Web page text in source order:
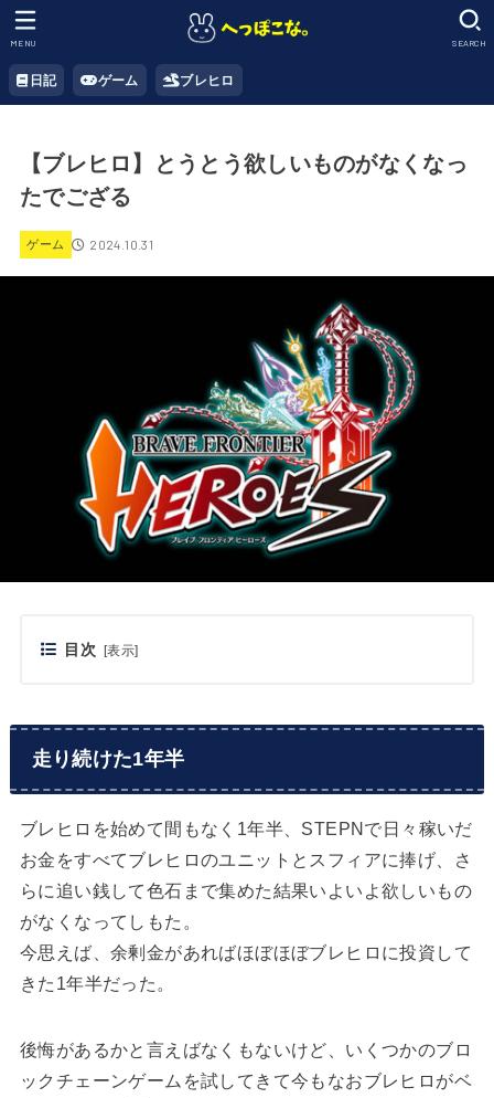
日記 ゲーム ブレヒロ
SEARCH
MENU
【ブレヒロ】とうとう欲しいものがなくなっ
たでござる
ゲーム 2024.10.31
目次 [表示]
走り続けた1年半
ブレヒロを始めて間もなく1年半、STEPNで日々稼いだ
お金をすべてブレヒロのユニットとスフィアに捧げ、さ
らに追い銭して色石まで集めた結果いよいよ欲しいもの
がなくなってしもた。
今思えば、余剰金があればほぼほぼブレヒロに投資して
きた1年半だった。
後悔があるかと言えばなくもないけど、いくつかのブロ
ックチェーンゲームを試してきて今もなおブレヒロがベ